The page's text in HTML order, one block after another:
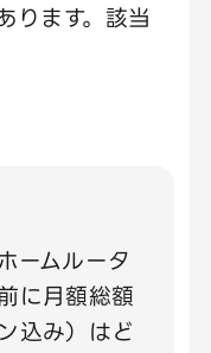
ります。該当
ームルータ
に月額総額
込み）はど